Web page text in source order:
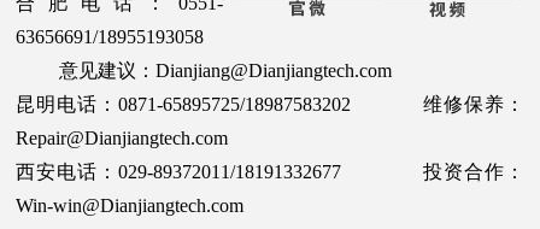
63656691/18955193058
意见建议：Dianjiang@Dianjiangtech.com
昆明电话：0871-65895725/18987583202 维修保养：
Repair@Dianjiangtech.com
西安电话：029-89372011/18191332677 投资合作：
Win-win@Dianjiangtech.com